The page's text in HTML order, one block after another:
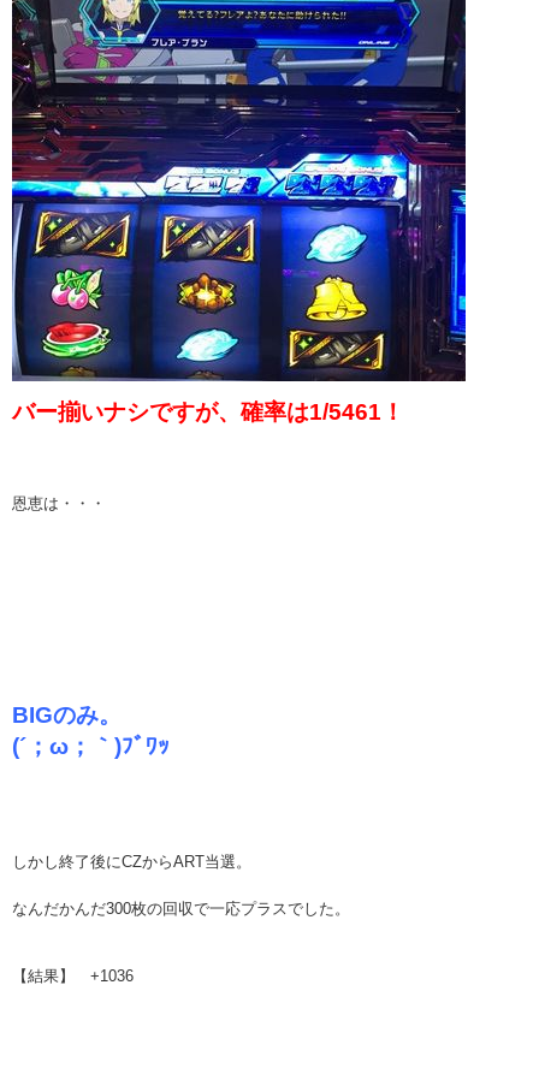
バー揃いナシですが、確率は1/5461！
恩恵は・・・
BIGのみ。
(´；ω；｀)ﾌﾞﾜｯ
しかし終了後にCZからART当選。
なんだかんだ300枚の回収で一応プラスでした。
【結果】 +1036